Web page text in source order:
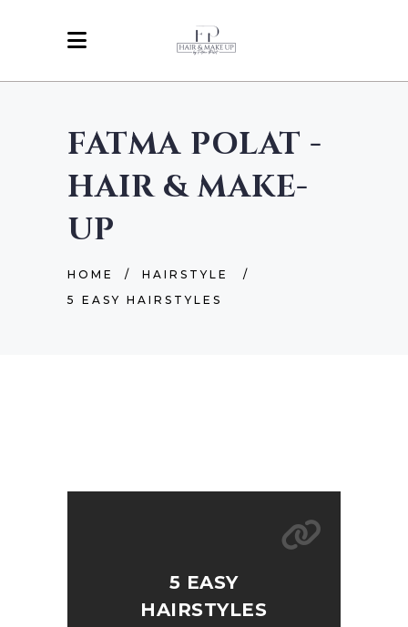
FATMA POLAT -
HAIR & MAKE-
UP
HOME / HAIRSTYLE
/
5 EASY HAIRSTYLES
5 EASY
HAIRSTYLES